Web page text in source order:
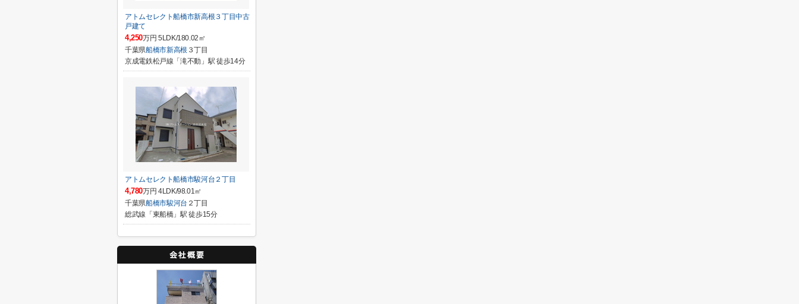
アトムセレクト船橋市新高根３丁目中古
戸建て
4,250万円 5LDK/180.02㎡
千葉県船橋市新高根 ３丁目
京成電鉄松戸線「滝不動」駅 徒歩14分
アトムセレクト船橋市駿河台２丁目
4,780万円 4LDK/98.01㎡
千葉県船橋市駿河台 ２丁目
総武線「東船橋」駅 徒歩15分